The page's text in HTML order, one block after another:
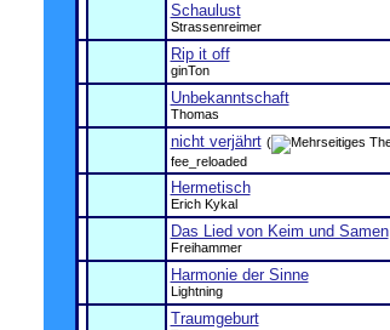
Schaulust
Strassenreimer
Rip it off
ginTon
Unbekanntschaft
Thomas
nicht verjährt (
fee_reloaded
Hermetisch
Erich Kykal
Das Lied von Keim und Samen
Freihammer
Harmonie der Sinne
Lightning
Traumgeburt